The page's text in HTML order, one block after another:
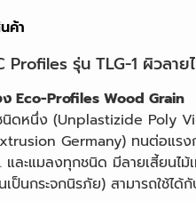
ค้า
Profiles รุ่น TLG-1 ผิวลา
Eco-Profiles Wood Grain
ดหนึ่ง (Unplastizide Poly
Germany) ทนต่อแร
ละแมลงทุกชนิด มีลายเสี้ยนไม้
เป็นกระจกนิรภัย) สามารถใช้ไ